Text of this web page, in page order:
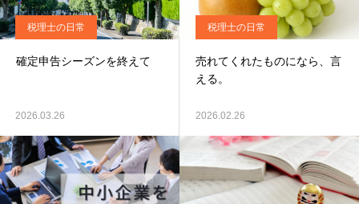
税理士の日常
確定申告シーズンを終えて
2026.03.26
税理士の日常
売れてくれたものになら、言
える。
2026.02.26